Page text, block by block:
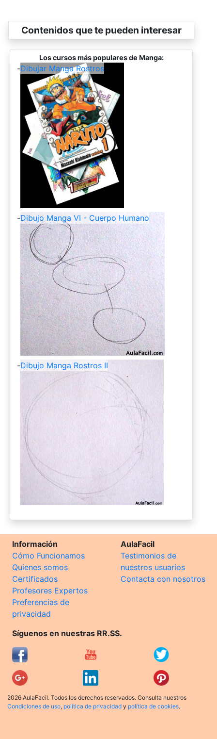
Contenidos que te pueden interesar
Los cursos más populares de Manga:
-Dibujar Manga Rostros
-Dibujo Manga VI - Cuerpo Humano
-Dibujo Manga Rostros II
Información
Cómo Funcionamos
Quienes somos
Certificados
Profesores Expertos
Preferencias de
privacidad
AulaFacil
Testimonios de
nuestros usuarios
Contacta con nosotros
Síguenos en nuestras RR.SS.
2026 AulaFacil. Todos los derechos reservados. Consulta nuestros
Condiciones de uso, política de privacidad y política de cookies.